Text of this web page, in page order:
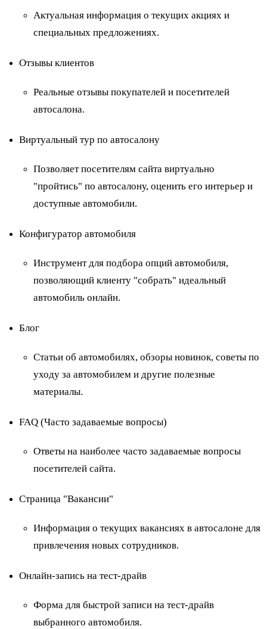
Актуальная информация о текущих акциях и
специальных предложениях.
Отзывы клиентов
Реальные отзывы покупателей и посетителей
автосалона.
Виртуальный тур по автосалону
Позволяет посетителям сайта виртуально
"пройтись" по автосалону, оценить его интерьер и
доступные автомобили.
Конфигуратор автомобиля
Инструмент для подбора опций автомобиля,
позволяющий клиенту "собрать" идеальный
автомобиль онлайн.
Блог
Статьи об автомобилях, обзоры новинок, советы по
уходу за автомобилем и другие полезные
материалы.
FAQ (Часто задаваемые вопросы)
Ответы на наиболее часто задаваемые вопросы
посетителей сайта.
Страница "Вакансии"
Информация о текущих вакансиях в автосалоне для
привлечения новых сотрудников.
Онлайн-запись на тест-драйв
Форма для быстрой записи на тест-драйв
выбранного автомобиля.